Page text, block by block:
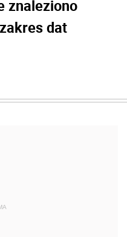
znaleziono
dat